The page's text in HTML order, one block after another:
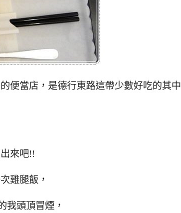
便當店，是德行東路這帶少數好吃的其中
來吧!!
雞腿飯，
我頭頂冒煙，